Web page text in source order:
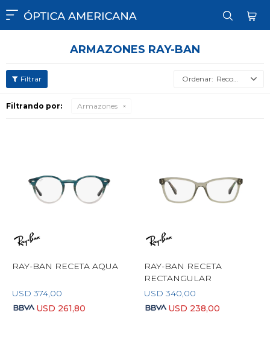

ARMAZONES RAY-BAN
Recomendados
Filtrando por: Armazones
RAY-BAN RECETA AQUA
USD 374,00
USD 261,80
RAY-BAN RECETA
RECTANGULAR
USD 340,00
USD 238,00